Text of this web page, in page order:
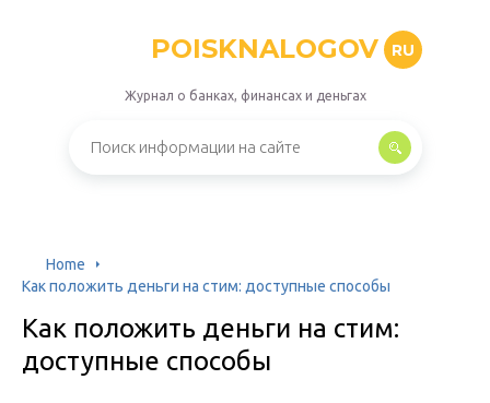
POISKNALOGOV RU
Журнал о банках, финансах и деньгах
Home
Как положить деньги на стим: доступные способы
Как положить деньги на стим:
доступные способы